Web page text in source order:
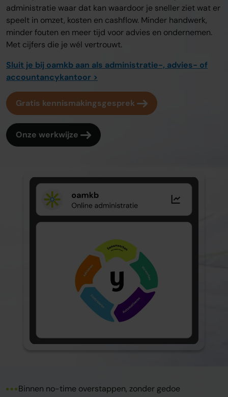
administratie waar dat kan waardoor je sneller ziet wat er
speelt in omzet, kosten en cashflow. Minder handwerk,
minder fouten en meer tijd voor advies en ondernemen.
Met cijfers die je wél vertrouwt.
Sluit je bij oamkb aan als administratie-, advies- of
accountancykantoor >
Gratis kennismakingsgesprek
Onze werkwijze
Binnen no-time overstappen, zonder gedoe